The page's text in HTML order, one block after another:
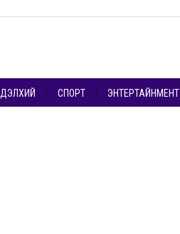
ДЭЛХИЙ СПОРТ ЭНТЕРТАЙНМЕНТ